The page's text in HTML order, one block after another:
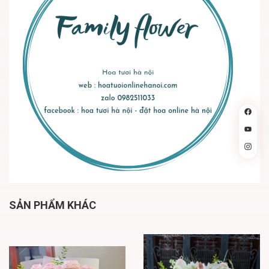
SẢN PHẨM KHÁC